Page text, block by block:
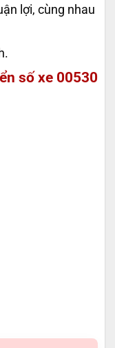
lợi, cùng nhau
số xe 00530